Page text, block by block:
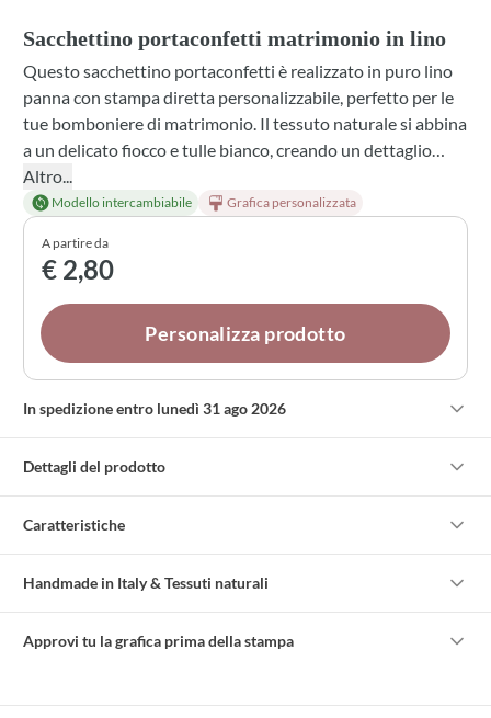
Sacchettino portaconfetti matrimonio in lino
Questo sacchettino portaconfetti è realizzato in puro lino
panna con stampa diretta personalizzabile, perfetto per le
tue bomboniere di matrimonio. Il tessuto naturale si abbina
a un delicato fiocco e tulle bianco, creando un dettaglio
elegante e raffinato. Puoi scegliere tra diverse opzioni di
confetti, profumazioni e colori di nastro per renderlo
davvero unico e in linea con il tuo stile.
Altro...
Modello intercambiabile Grafica personalizzata
A partire da
€ 2,80
Personalizza prodotto
In spedizione entro lunedì 31 ago 2026
Dettagli del prodotto
Caratteristiche
Handmade in Italy & Tessuti naturali
Approvi tu la grafica prima della stampa